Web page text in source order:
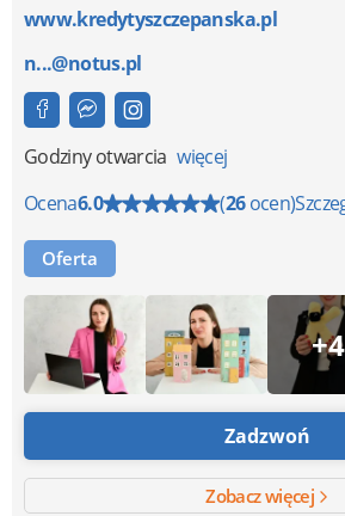
www.kredytyszczepanska.pl
n...@notus.pl
Godziny otwarcia więcej
Ocena6.0 (26ocen)
Oferta
+4
Zadzwoń
Zobacz więcej